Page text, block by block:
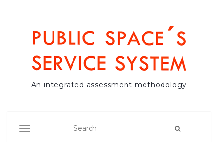
An integrated assessment methodology
TOGGLE NAVIGATION